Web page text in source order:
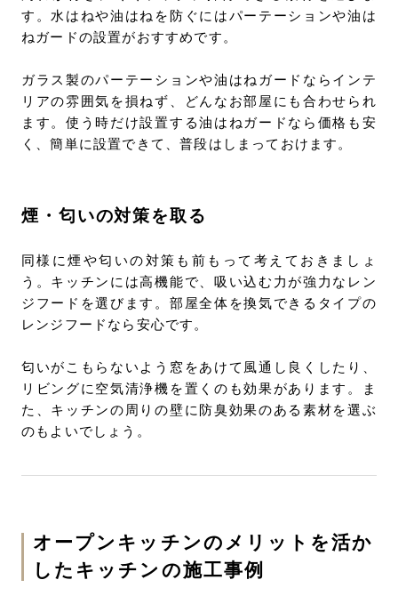
す。水はねや油はねを防ぐにはパーテーションや油は
ねガードの設置がおすすめです。
ガラス製のパーテーションや油はねガードならインテ
リアの雰囲気を損ねず、どんなお部屋にも合わせられ
ます。使う時だけ設置する油はねガードなら価格も安
く、簡単に設置できて、普段はしまっておけます。
煙・匂いの対策を取る
同様に煙や匂いの対策も前もって考えておきましょ
う。キッチンには高機能で、吸い込む力が強力なレン
ジフードを選びます。部屋全体を換気できるタイプの
レンジフードなら安心です。
匂いがこもらないよう窓をあけて風通し良くしたり、
リビングに空気清浄機を置くのも効果があります。ま
た、キッチンの周りの壁に防臭効果のある素材を選ぶ
のもよいでしょう。
オープンキッチンのメリットを活か
したキッチンの施工事例